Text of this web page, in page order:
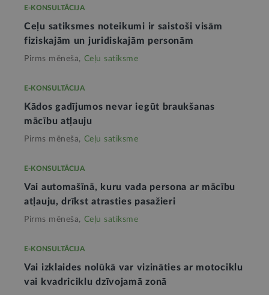
E-KONSULTĀCIJA
Ceļu satiksmes noteikumi ir saistoši visām
fiziskajām un juridiskajām personām
Pirms mēneša, Ceļu satiksme
E-KONSULTĀCIJA
Kādos gadījumos nevar iegūt braukšanas
mācību atļauju
Pirms mēneša, Ceļu satiksme
E-KONSULTĀCIJA
Vai automašīnā, kuru vada persona ar mācību
atļauju, drīkst atrasties pasažieri
Pirms mēneša, Ceļu satiksme
E-KONSULTĀCIJA
Vai izklaides nolūkā var vizināties ar motociklu
vai kvadriciklu dzīvojamā zonā